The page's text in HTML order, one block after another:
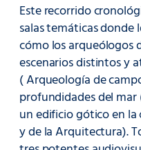
Este recorrido
salas temáticas donde
cómo los arqueólogos
escenarios distintos y
( Arqueología de
profundidades del
un edificio gótico en
y de la Arquitectura).